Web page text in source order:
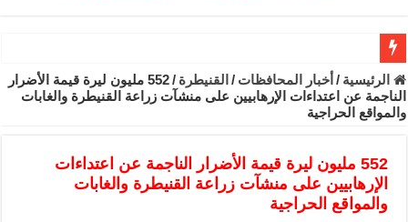
الأمن الداخلي يعثر على مقبرة جماعية في ريف اللاذقية تضم 9 جثامين
الوزير الشيباني يبحث في باريس تعزيز الاستقرار في سوريا
الرئيس الشرع يستقبل وفداً من أعضاء مجلسي النواب والشيوخ
المركزي يحذر من التعامل بالعملات الرقمية: غير قانونية وتنطوي على
الرئيسية / أخبار المحافظات / القنيطرة /
552 مليون ليرة قيمة الأضرار
الناجمة عن اعتداءات الإرهابيين على منشآت زراعة القنيطرة والغابات
والمواقع الحراجية
552 مليون ليرة قيمة الأضرار الناجمة عن اعتداءات
الإرهابيين على منشآت زراعة القنيطرة والغابات
والمواقع الحراجية